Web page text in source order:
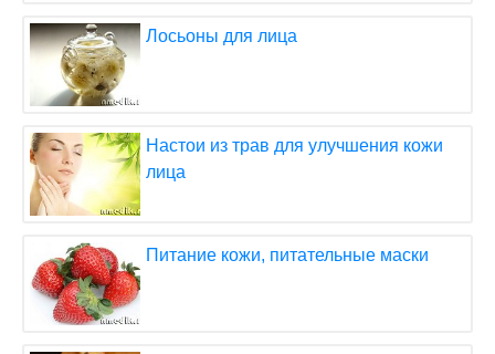
Лосьоны для лица
Настои из трав для улучшения кожи
лица
Питание кожи, питательные маски